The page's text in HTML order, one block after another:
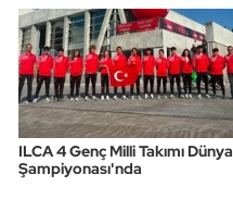
ILCA 4 Genç Milli Takımı Dünya
Şampiyonası'nda